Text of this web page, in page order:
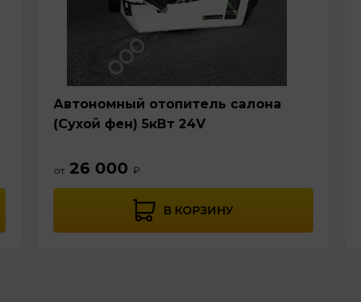
Автономный отопитель салона
(Сухой фен) 5кВт 24V
от 26 000 ₽
В КОРЗИНУ